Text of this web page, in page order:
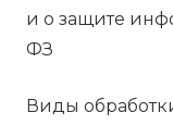
и о защите
ФЗ
Виды